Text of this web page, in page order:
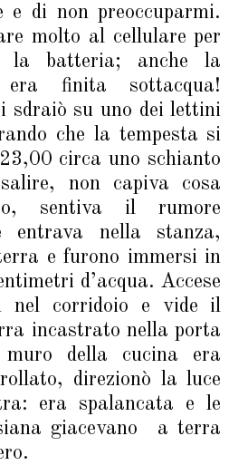
e di non preoccuparmi.
molto al cellulare per
la batteria; anche la
finita sottacqua!
sdraiò su uno dei lettini
che la tempesta si
circa uno schianto
non capiva cosa
sentiva il rumore
entrava nella stanza,
e furono immersi in
d’acqua. Accese
nel corridoio e vide il
incastrato nella porta
della cucina era
direzionò la luce
era spalancata e le
giacevano a terra